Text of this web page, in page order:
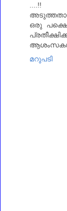
....!!
ഒരു
മറുപടി